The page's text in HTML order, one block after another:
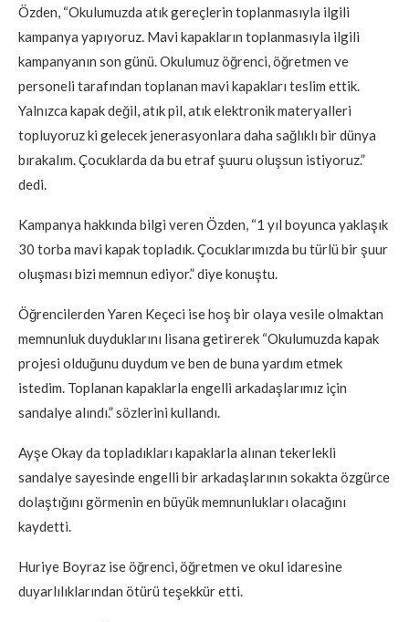
Özden, “Okulumuzda atık gereçlerin toplanmasıyla ilgili
kampanya yapıyoruz. Mavi kapakların toplanmasıyla ilgili
kampanyanın son günü. Okulumuz öğrenci, öğretmen ve
personeli tarafından toplanan mavi kapakları teslim ettik.
Yalnızca kapak değil, atık pil, atık elektronik materyalleri
topluyoruz ki gelecek jenerasyonlara daha sağlıklı bir dünya
bırakalım. Çocuklarda da bu etraf şuuru oluşsun istiyoruz.”
dedi.
Kampanya hakkında bilgi veren Özden, “1 yıl boyunca yaklaşık
30 torba mavi kapak topladık. Çocuklarımızda bu türlü bir şuur
oluşması bizi memnun ediyor.” diye konuştu.
Öğrencilerden Yaren Keçeci ise hoş bir olaya vesile olmaktan
memnunluk duyduklarını lisana getirerek “Okulumuzda kapak
projesi olduğunu duydum ve ben de buna yardım etmek
istedim. Toplanan kapaklarla engelli arkadaşlarımız için
sandalye alındı.” sözlerini kullandı.
Ayşe Okay da topladıkları kapaklarla alınan tekerlekli
sandalye sayesinde engelli bir arkadaşlarının sokakta özgürce
dolaştığını görmenin en büyük memnunlukları olacağını
kaydetti.
Huriye Boyraz ise öğrenci, öğretmen ve okul idaresine
duyarlılıklarından ötürü teşekkür etti.